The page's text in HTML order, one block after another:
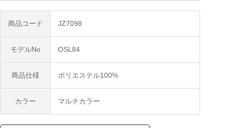
商品コード JZ7098
モデルNo OSL84
商品仕様 ポリエステル100%
カラー マルチカラー